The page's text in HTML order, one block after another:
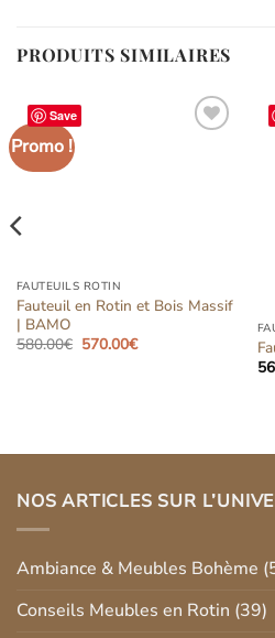
PRODUITS SIMILAIRES
Save
Promo !
FAUTEUILS ROTIN
Fauteuil en Rotin et Bois Massif
| BAMO
580.00€ Le
570.00€Le
NOS ARTICLES SUR
Ambiance & Meubles Bohème
Conseils Meubles en Rotin (39)